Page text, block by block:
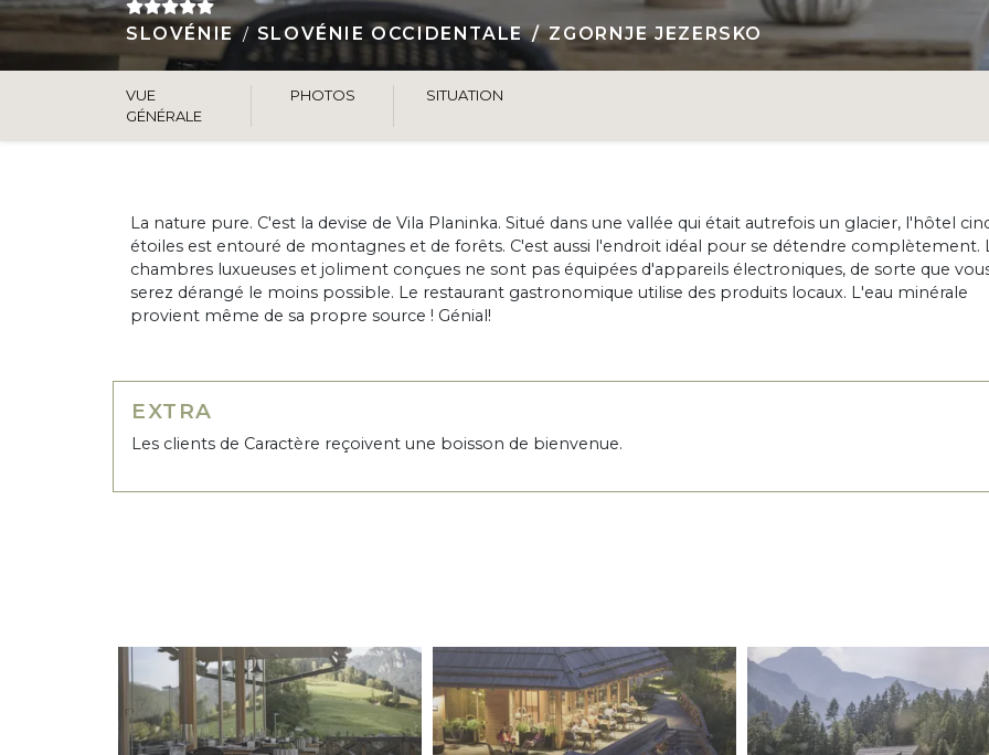
SLOVÉNIE SLOVÉNIE OCCIDENTALE ZGORNJE JEZERSKO
VUE
GÉNÉRALE
PHOTOS SITUATION
La nature pure. C'est la devise de Vila Planinka. Situé dans une vallée qui était autrefois un glacier, l'hôtel
étoiles est entouré de montagnes et de forêts. C'est aussi l'endroit idéal pour se détendre complètement.
chambres luxueuses et joliment conçues ne sont pas équipées d'appareils électroniques, de sorte que
serez dérangé le moins possible. Le restaurant gastronomique utilise des produits locaux. L'eau minérale
provient même de sa propre source ! Génial!
EXTRA
Les clients de Caractère reçoivent une boisson de bienvenue.